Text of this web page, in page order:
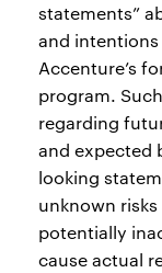
statements”
and
Accenture’s
program.
regarding
and expected
looking
unknown
potentially
cause actual